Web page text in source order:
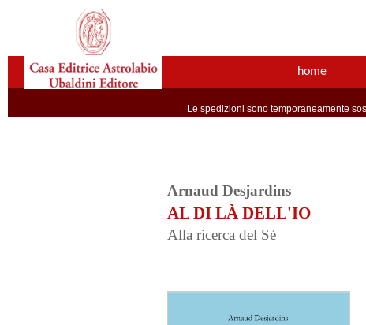
home
Le spedizioni sono temporaneamente
Arnaud Desjardins
AL DI LÀ DELL'IO
Alla ricerca del Sé